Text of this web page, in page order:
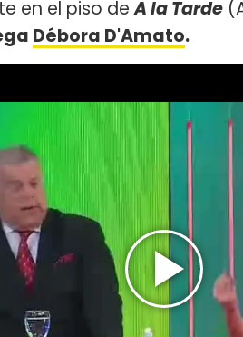
en el piso deA la Tarde
Débora D'Amato.